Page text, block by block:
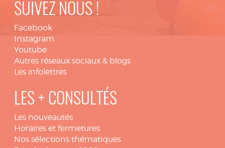
SUIVEZ NOUS !
Facebook
Instagram
Youtube
Autres réseaux sociaux & blogs
Les infolettres
LES + CONSULTÉS
Les nouveautés
Horaires et fermetures
Nos sélections thématiques